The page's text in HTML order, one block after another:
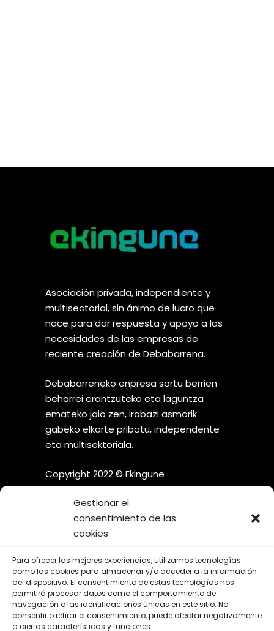
Gestionar el
consentimiento de las
cookies
Para ofrecer las mejores experiencias, utilizamos tecnologías
como las cookies para almacenar y/o acceder a la información
del dispositivo. El consentimiento de estas tecnologías nos
permitirá procesar datos como el comportamiento de
navegación o las identificaciones únicas en este sitio. No
consentir o retirar el consentimiento, puede afectar negativamente
a ciertas características y funciones.
Asociación privada, independiente y
multisectorial, sin ánimo de lucro que
nace para dar respuesta y apoyo a las
necesidades de las empresas de
reciente creación de Debabarrena.
Debabarreneko enpresa sortu berrien
beharrei erantzuteko eta laguntza
emateko jaio zen, irabazi asmorik
gabeko elkarte pribatu, independente
eta multisektoriala.
Copyright 2022 © Ekingune
¡SÍGUENOS EN LAS REDES
SOCIALES!